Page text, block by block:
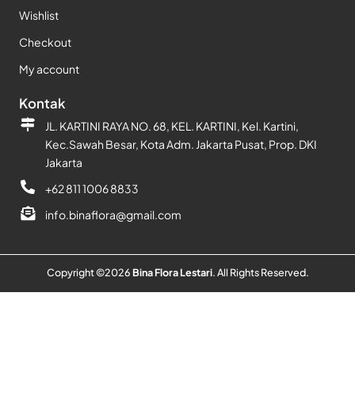
Wishlist
Checkout
My account
Kontak
JL. KARTINI RAYA NO. 68, KEL. KARTINI, Kel. Kartini,
Kec.Sawah Besar, Kota Adm. Jakarta Pusat, Prop. DKI
Jakarta
+62 811 1006 8833
info.binaflora@gmail.com
Copyright ©2026 Bina Flora Lestari. All Rights Reserved.